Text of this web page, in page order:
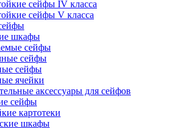
сейфы IV класса
сейфы V класса
шкафы
сейфы
сейфы
сейфы
ячейки
аксессуары для сейфов
сейфы
картотеки
шкафы